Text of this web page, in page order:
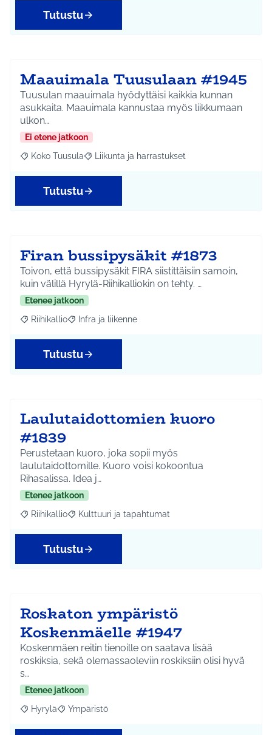
Tutustu
Maauimala Tuusulaan #1945
Tuusulan maauimala hyödyttäisi kaikkia kunnan
asukkaita. Maauimala kannustaa myös liikkumaan
ulkon…
Ei etene jatkoon
Rajaa tulokset aihepiirin mukaan: Koko Tuusula
Koko Tuusula Rajaa tulokset teeman mukaan: Liikunta ja
Liikunta ja harrastukset
Tutustu
Firan bussipysäkit #1873
Toivon, että bussipysäkit FIRA siistittäisiin samoin,
kuin välillä Hyrylä-Riihikalliokin on tehty. …
Etenee jatkoon
Rajaa tulokset aihepiirin mukaan: Riihikallio
Riihikallio Rajaa tulokset teeman mukaan: Infra ja liikenne
Infra ja liikenne
Tutustu
Laulutaidottomien kuoro
#1839
Perustetaan kuoro, joka sopii myös
laulutaidottomille. Kuoro voisi kokoontua
Rihasalissa. Idea j…
Etenee jatkoon
Rajaa tulokset aihepiirin mukaan: Riihikallio
Riihikallio Rajaa tulokset teeman mukaan: Kulttuuri ja
Kulttuuri ja tapahtumat
Tutustu
Roskaton ympäristö
Koskenmäelle #1947
Koskenmäen reitin tienoille on saatava lisää
roskiksia, sekä olemassaoleviin roskiksiin olisi hyvä
s…
Etenee jatkoon
Rajaa tulokset aihepiirin mukaan: Hyrylä
Hyrylä Rajaa tulokset teeman mukaan: Ympäristö
Ympäristö